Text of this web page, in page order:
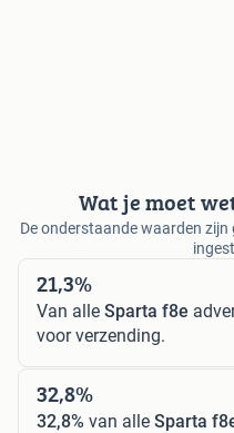
Wat je moet
De onderstaande waarden
21,3%
Van alle Sparta f8e
voor verzending.
32,8%
32,8% van alle Sparta